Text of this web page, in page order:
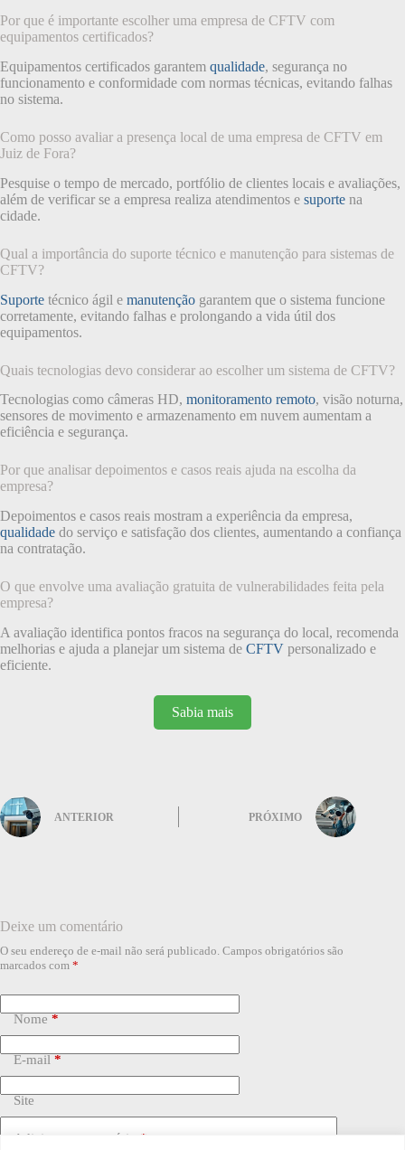
Por que é importante escolher uma empresa de CFTV com
equipamentos certificados?
Equipamentos certificados garantem qualidade, segurança no
funcionamento e conformidade com normas técnicas, evitando falhas
no sistema.
Como posso avaliar a presença local de uma empresa de CFTV em
Juiz de Fora?
Pesquise o tempo de mercado, portfólio de clientes locais e avaliações,
além de verificar se a empresa realiza atendimentos e suporte na
cidade.
Qual a importância do suporte técnico e manutenção para sistemas de
CFTV?
Suporte técnico ágil e manutenção garantem que o sistema funcione
corretamente, evitando falhas e prolongando a vida útil dos
equipamentos.
Quais tecnologias devo considerar ao escolher um sistema de CFTV?
Tecnologias como câmeras HD, monitoramento remoto, visão noturna,
sensores de movimento e armazenamento em nuvem aumentam a
eficiência e segurança.
Por que analisar depoimentos e casos reais ajuda na escolha da
empresa?
Depoimentos e casos reais mostram a experiência da empresa,
qualidade do serviço e satisfação dos clientes, aumentando a confiança
na contratação.
O que envolve uma avaliação gratuita de vulnerabilidades feita pela
empresa?
A avaliação identifica pontos fracos na segurança do local, recomenda
melhorias e ajuda a planejar um sistema de CFTV personalizado e
eficiente.
Sabia mais
ANTERIOR PRÓXIMO
Deixe um comentário
O seu endereço de e-mail não será publicado. Campos obrigatórios são
marcados com *
Nome *
E-mail *
Site
Adicionar comentário *